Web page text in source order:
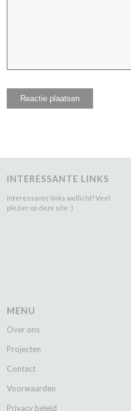
INTERESSANTE LINKS
Interessante links wellicht? Veel
plezier op deze site :)
MENU
Over ons
Projecten
Contact
Voorwaarden
Privacy beleid